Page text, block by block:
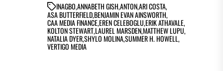
INAGBO,ANNABETH GISH,ANTON,ARI COSTA,
ASA BUTTERFIELD,BENJAMIN EVAN AINSWORTH,
CAA MEDIA FINANCE,EREN CELEBOGLU,ERIK ATHAVALE,
KOLTON STEWART,LAUREL MARSDEN,MATTHEW LUPU,
NATALIA DYER,SHYLO MOLINA,SUMMER H. HOWELL,
VERTIGO MEDIA